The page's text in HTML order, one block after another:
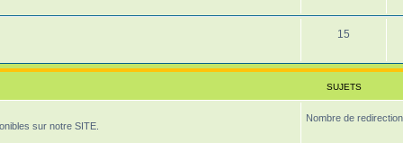
s
15
e
SUJETS
sur notre SITE.
Nombre de